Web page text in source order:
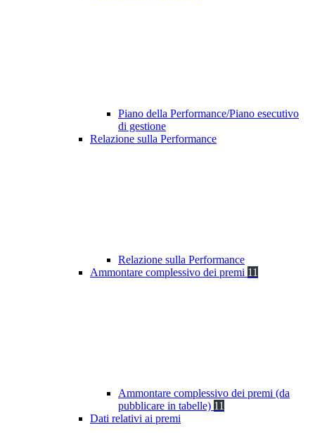
Piano della Performance/Piano esecutivo
di gestione
Relazione sulla Performance
Relazione sulla Performance
Ammontare complessivo dei premi 11
Ammontare complessivo dei premi (da
pubblicare in tabelle) 11
Dati relativi ai premi